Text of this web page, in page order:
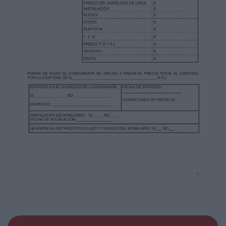
al librador, El proveedor se reserva el derecho
de realizar el cobro adicional del 20% (veinte por
del valor del documento, por concepto de
daños y perjuicios, en caso de que el cheque
El proveedor deberá entregar a El consumidor la
factura que ampare el pago del precio total de la
compraventa del Mueble de línea, documento
que deberá cumplir con los requisitos que
señalen las
leyes mexicanas vigentes en materia fiscal.